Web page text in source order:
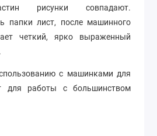
рисунки совпадают.
папки лист, после машинного
четкий, ярко выраженный
с машинками для
для работы с большинством